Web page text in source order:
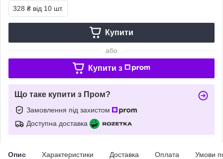
328 ₴ від 10 шт.
Купити
або
Купити з
Що таке купити з Пром?
Замовлення під захистом
Доступна доставка
Опис Характеристики Доставка Оплата Умови